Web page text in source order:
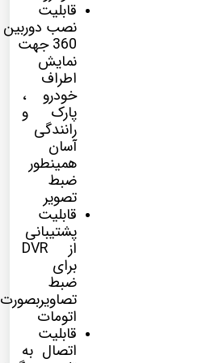
قابلیت
نصب دوربین
360جهت
نمایش
اطراف
خودرو ،
پارک و
رانندگی
آسان
همینطور
ضبط
تصویر
قابلیت
پشتیبانی
از DVR
برای
ضبط
تصاویربصورت
اتومات
قابلیت
اتصال به